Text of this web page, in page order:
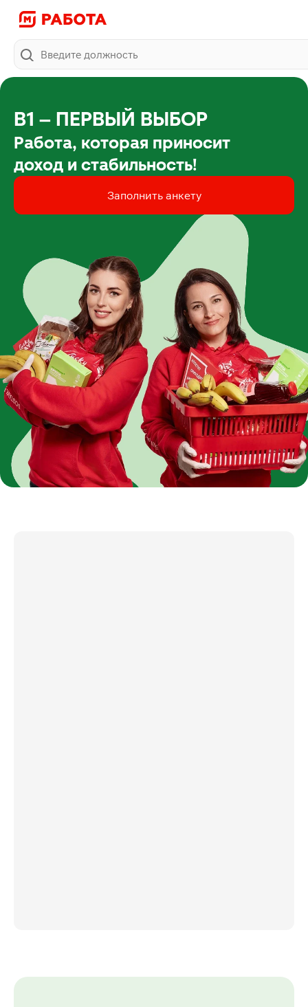
В1 – ПЕРВЫЙ ВЫБОР
Работа, которая приносит
доход и стабильность!
Заполнить анкету